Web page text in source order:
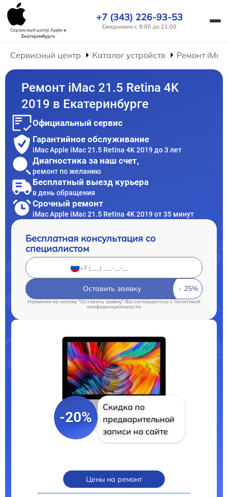
Сервисный центр Appleв
Екатеринбурге
+7 (343) 226-93-53
Ежедневно с 9:00 до 21:00
Сервисный центр Каталог устройств Ремонт iMac
Ремонт iMac 21.5 Retina 4K
2019 в Екатеринбурге
Официальный сервис
Гарантийное обслуживание
iMac Apple iMac 21.5 Retina 4K 2019 до 3 лет
Диагностика за наш счет,
ремонт по желанию
Бесплатный выезд курьера
в день обращения
Срочный ремонт
iMac Apple iMac 21.5 Retina 4K 2019 от 35 минут
Бесплатная консультация со
специалистом
Оставить заявку
Нажимая на кнопку "Оставить заявку" Вы соглашаетесь cполитикой
конфиденциальности
-20%
Скидка по
предварительной
записи на сайте
Цены на ремонт